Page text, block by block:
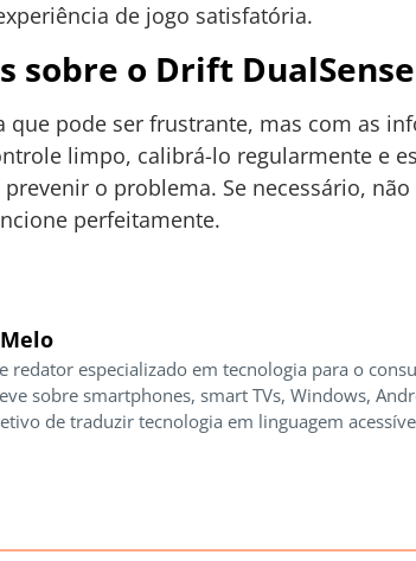
de jogo satisfatória.
sobre o Drift DualSense
pode ser frustrante, mas com as
limpo, calibrá-lo regularmente e
o problema. Se necessário,
perfeitamente.
redator especializado em tecnologia para o
sobre smartphones, smart TVs, Windows,
de traduzir tecnologia em linguagem